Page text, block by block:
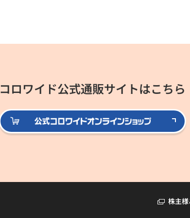
コロワイド公式通販サイトはこちら
株主